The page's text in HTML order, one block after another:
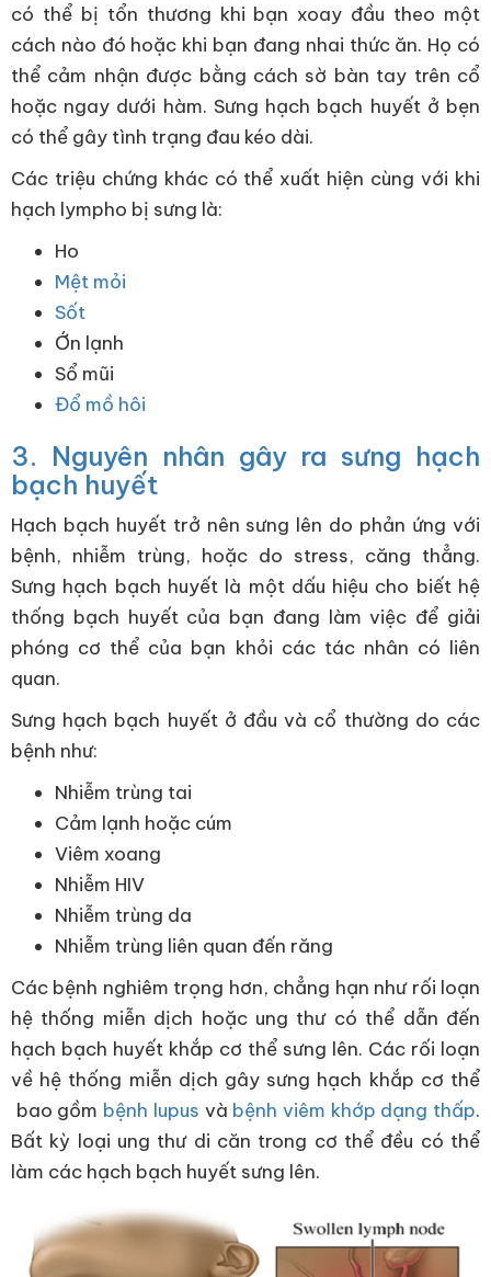
có thể bị tổn thương khi bạn xoay đầu theo một
cách nào đó hoặc khi bạn đang nhai thức ăn. Họ có
thể cảm nhận được bằng cách sờ bàn tay trên cổ
hoặc ngay dưới hàm. Sưng hạch bạch huyết ở bẹn
có thể gây tình trạng đau kéo dài.
Các triệu chứng khác có thể xuất hiện cùng với khi
hạch lympho bị sưng là:
Ho
Mệt mỏi
Sốt
Ớn lạnh
Sổ mũi
Đổ mồ hôi
3. Nguyên nhân gây ra sưng hạch
bạch huyết
Hạch bạch huyết trở nên sưng lên do phản ứng với
bệnh, nhiễm trùng, hoặc do stress, căng thẳng.
Sưng hạch bạch huyết là một dấu hiệu cho biết hệ
thống bạch huyết của bạn đang làm việc để giải
phóng cơ thể của bạn khỏi các tác nhân có liên
quan.
Sưng hạch bạch huyết ở đầu và cổ thường do các
bệnh như:
Nhiễm trùng tai
Cảm lạnh hoặc cúm
Viêm xoang
Nhiễm HIV
Nhiễm trùng da
Nhiễm trùng liên quan đến răng
Các bệnh nghiêm trọng hơn, chẳng hạn như rối loạn
hệ thống miễn dịch hoặc ung thư có thể dẫn đến
hạch bạch huyết khắp cơ thể sưng lên. Các rối loạn
về hệ thống miễn dịch gây sưng hạch khắp cơ thể
bao gồm bệnh lupus và bệnh viêm khớp dạng thấp.
Bất kỳ loại ung thư di căn trong cơ thể đều có thể
làm các hạch bạch huyết sưng lên.